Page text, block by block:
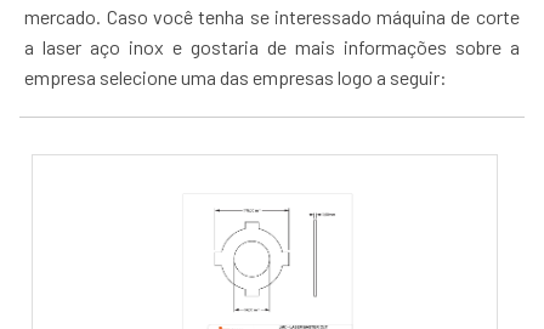
mercado. Caso você tenha se interessado máquina de corte
a laser aço inox e gostaria de mais informações sobre a
empresa selecione uma das empresas logo a seguir: